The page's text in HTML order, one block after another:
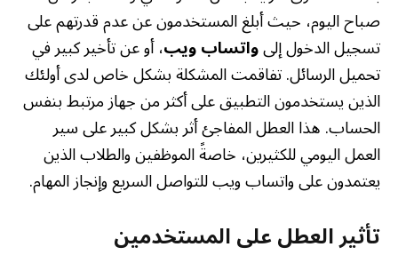
صباح اليوم، حيث أبلغ المستخدمون عن عدم قدرتهم على
تسجيل الدخول إلىواتساب ويب، أو عن تأخير كبير في
تحميل الرسائل. تفاقمت المشكلة بشكل خاص لدى أولئك
الذين يستخدمون التطبيق على أكثر من جهاز مرتبط بنفس
الحساب. هذا العطل المفاجئ أثر بشكل كبير على سير
العمل اليومي للكثيرين، خاصةً الموظفين والطلاب الذين
يعتمدون على واتساب ويب للتواصل السريع وإنجاز المهام.
تأثير العطل على المستخدمين